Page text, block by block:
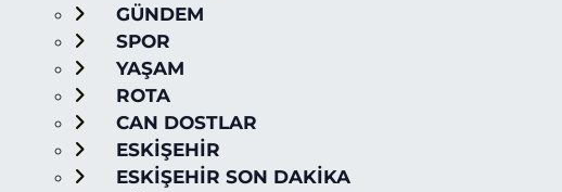
GÜNDEM
SPOR
YAŞAM
ROTA
CAN DOSTLAR
ESKİŞEHİR
ESKİŞEHİR SON DAKİKA